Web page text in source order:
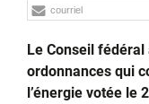
courriel
Le Conseil
ordonnances qui
l’énergie votée le